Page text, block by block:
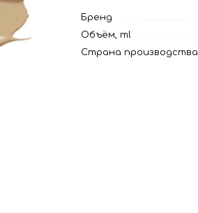
Бренд
Объём, ml
Страна производства